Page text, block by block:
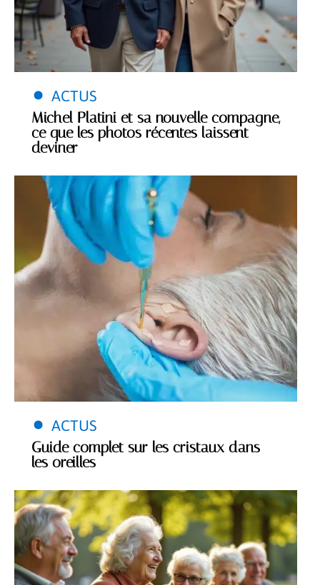
ACTUS
Michel Platini et sa nouvelle compagne,
ce que les photos récentes laissent
deviner
ACTUS
Guide complet sur les cristaux dans
les oreilles